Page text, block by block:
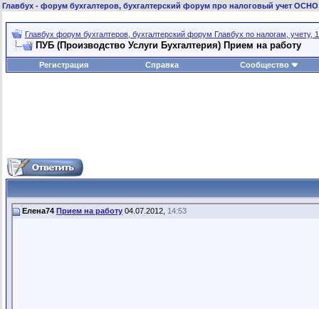
Главбух - форум бухгалтеров, бухгалтерский форум про налоговый учет
Главбух форум бухгалтеров, бухгалтерский форум Главбух по налогам, учету,
ПУБ (Производство Услуги Бухгалтерия) Прием на работу
Регистрация Справка Сообщество
Елена74 Прием на работу 04.07.2012, 14:53